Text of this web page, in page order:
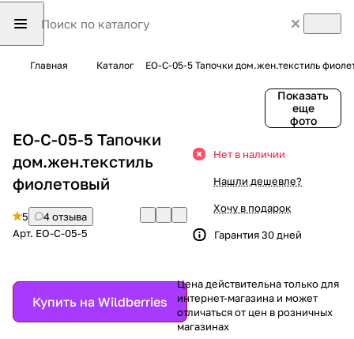
Главная Каталог EO-C-05-5 Тапочки дом.жен.текстиль
Показать
еще
фото
EO-C-05-5 Тапочки
дом.жен.текстиль
фиолетовый
5
4 отзыва
Арт. EO-C-05-5
Купить на Wildberries
Нет в наличии
Нашли дешевле?
Хочу в подарок
Гарантия 30 дней
Цена действительна только для
интернет-магазина и может
отличаться от цен в розничных
магазинах